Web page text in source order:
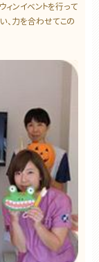
ィンイベントを行って
、力を合わせてこの